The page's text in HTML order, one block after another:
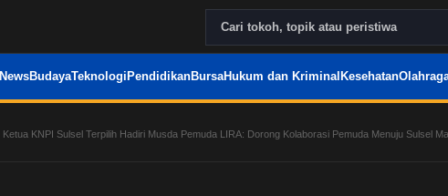
NewsBudayaTeknologi PendidikanBursaHukum dan Kriminal Kesehatan
Ketua KNPI Sulsel Terpilih Hadiri Musda Pemuda LIRA: Dorong Kolaborasi Pemuda Menuju Sulsel